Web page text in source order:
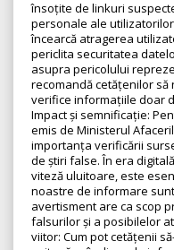
însoțite de linkuri
personale ale
încearcă atragerea
periclita securitatea
asupra pericolului
recomandă cetățenilor
verifice informațiile doar
Impact și semnificație:
emis de Ministerul
importanța verificării
de știri false. În era
viteză uluitoare, este
noastre de informare
avertisment are ca scop
falsurilor și a posibilelor
viitor: Cum pot cetățenii